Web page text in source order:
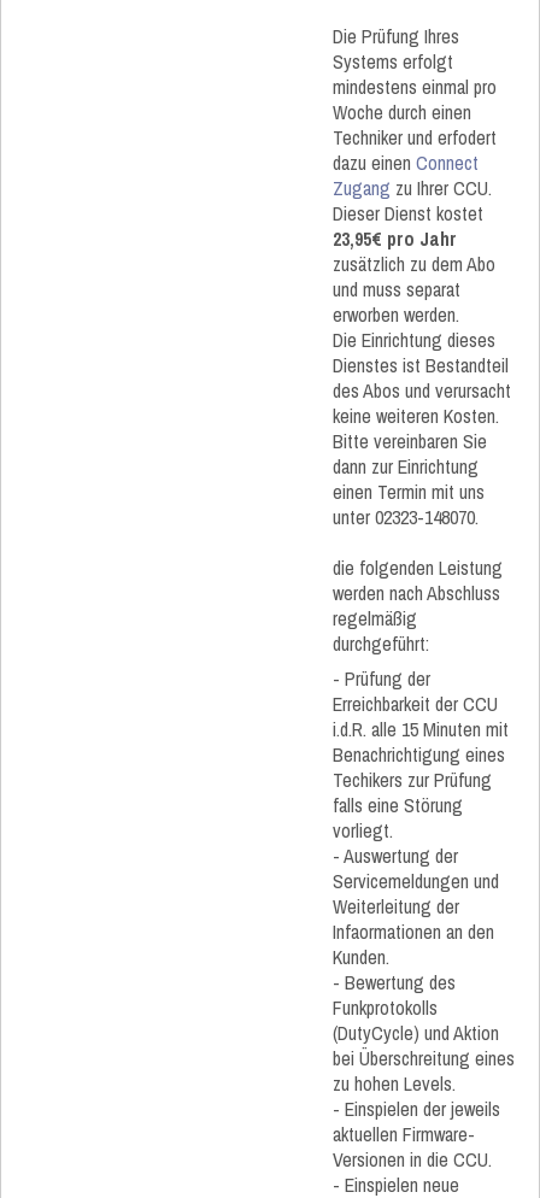
Die Prüfung Ihres
Systems erfolgt
mindestens einmal pro
Woche durch einen
Techniker und erfodert
dazu einen Connect
Zugang zu Ihrer CCU.
Dieser Dienst kostet
23,95€ pro Jahr
zusätzlich zu dem Abo
und muss separat
erworben werden.
Die Einrichtung dieses
Dienstes ist Bestandteil
des Abos und verursacht
keine weiteren Kosten.
Bitte vereinbaren Sie
dann zur Einrichtung
einen Termin mit uns
unter 02323-148070.
die folgenden Leistung
werden nach Abschluss
regelmäßig
durchgeführt:
- Prüfung der
Erreichbarkeit der CCU
i.d.R. alle 15 Minuten mit
Benachrichtigung eines
Techikers zur Prüfung
falls eine Störung
vorliegt.
- Auswertung der
Servicemeldungen und
Weiterleitung der
Infaormationen an den
Kunden.
- Bewertung des
Funkprotokolls
(DutyCycle) und Aktion
bei Überschreitung eines
zu hohen Levels.
- Einspielen der jeweils
aktuellen Firmware-
Versionen in die CCU.
- Einspielen neue